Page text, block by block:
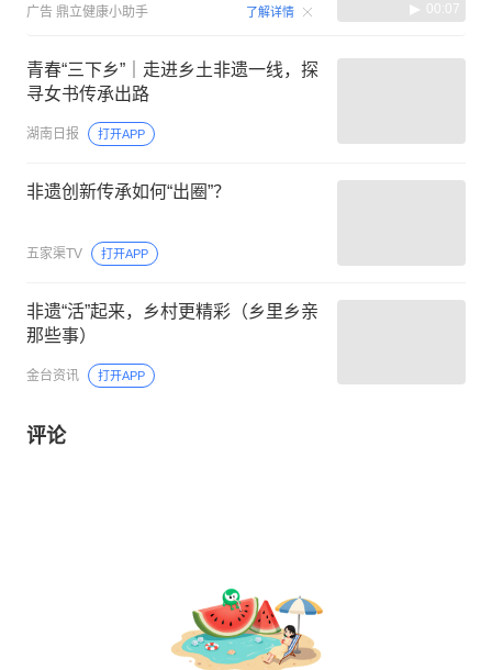
广告 鼎立健康小助手 了解详情 00:07
青春“三下乡”｜走进乡土非遗一线，探
寻女书传承出路
湖南日报 打开APP
非遗创新传承如何“出圈”？
五家渠TV 打开APP
非遗“活”起来，乡村更精彩（乡里乡亲
那些事）
金台资讯 打开APP
评论